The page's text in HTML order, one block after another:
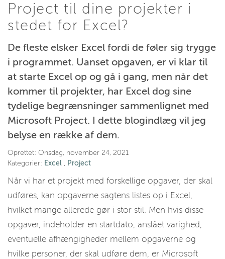
Project til dine projekter i
stedet for Excel?
De fleste elsker Excel fordi de føler sig trygge
i programmet. Uanset opgaven, er vi klar til
at starte Excel op og gå i gang, men når det
kommer til projekter, har Excel dog sine
tydelige begrænsninger sammenlignet med
Microsoft Project. I dette blogindlæg vil jeg
belyse en række af dem.
Oprettet: Onsdag, november 24, 2021
Kategorier: Excel , Project
Når vi har et projekt med forskellige opgaver, der skal
udføres, kan opgaverne sagtens listes op i Excel,
hvilket mange allerede gør i stor stil. Men hvis disse
opgaver, indeholder en startdato, anslået varighed,
eventuelle afhængigheder mellem opgaverne og
hvilke personer, der skal udføre dem, er Microsoft